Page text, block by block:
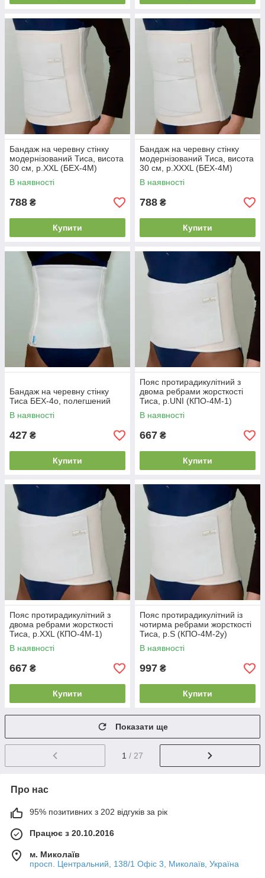
Бандаж на черевну стінку
модернізований Тиса, висота
30 см, р.XXL (БЕХ-4М)
В наявності
788 ₴
Купити
Бандаж на черевну стінку
модернізований Тиса, висота
30 см, р.XXXL (БЕХ-4М)
В наявності
788 ₴
Купити
Бандаж на черевну стінку
Тиса БЕХ-4о, полегшений
В наявності
427 ₴
Купити
Пояс протирадикулітний з
двома ребрами жорсткості
Тиса, р.UNI (КПО-4М-1)
В наявності
667 ₴
Купити
Пояс протирадикулітний з
двома ребрами жорсткості
Тиса, р.XXL (КПО-4М-1)
В наявності
667 ₴
Купити
Пояс протирадикулітний із
чотирма ребрами жорсткості
Тиса, р.S (КПО-4М-2у)
В наявності
997 ₴
Купити
Показати ще
1 / 27
Про нас
95% позитивних з 202 відгуків за рік
Працює з 20.10.2016
м. Миколаїв
просп. Центральний, 138/1 Офіс 3, Миколаїв, Україна